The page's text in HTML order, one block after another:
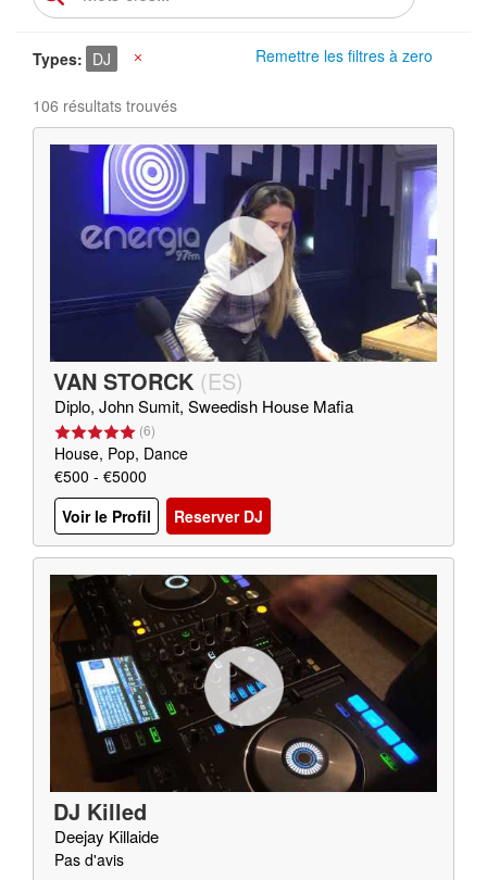
Remettre les filtres à zero
Types DJ
106 résultats trouvés
VAN STORCK (ES)
Diplo, John Sumit, Sweedish House Mafia
(6)
House, Pop, Dance
€500 - €5000
Voir le Profil
Reserver DJ
DJ Killed
Deejay Killaide
Pas d'avis